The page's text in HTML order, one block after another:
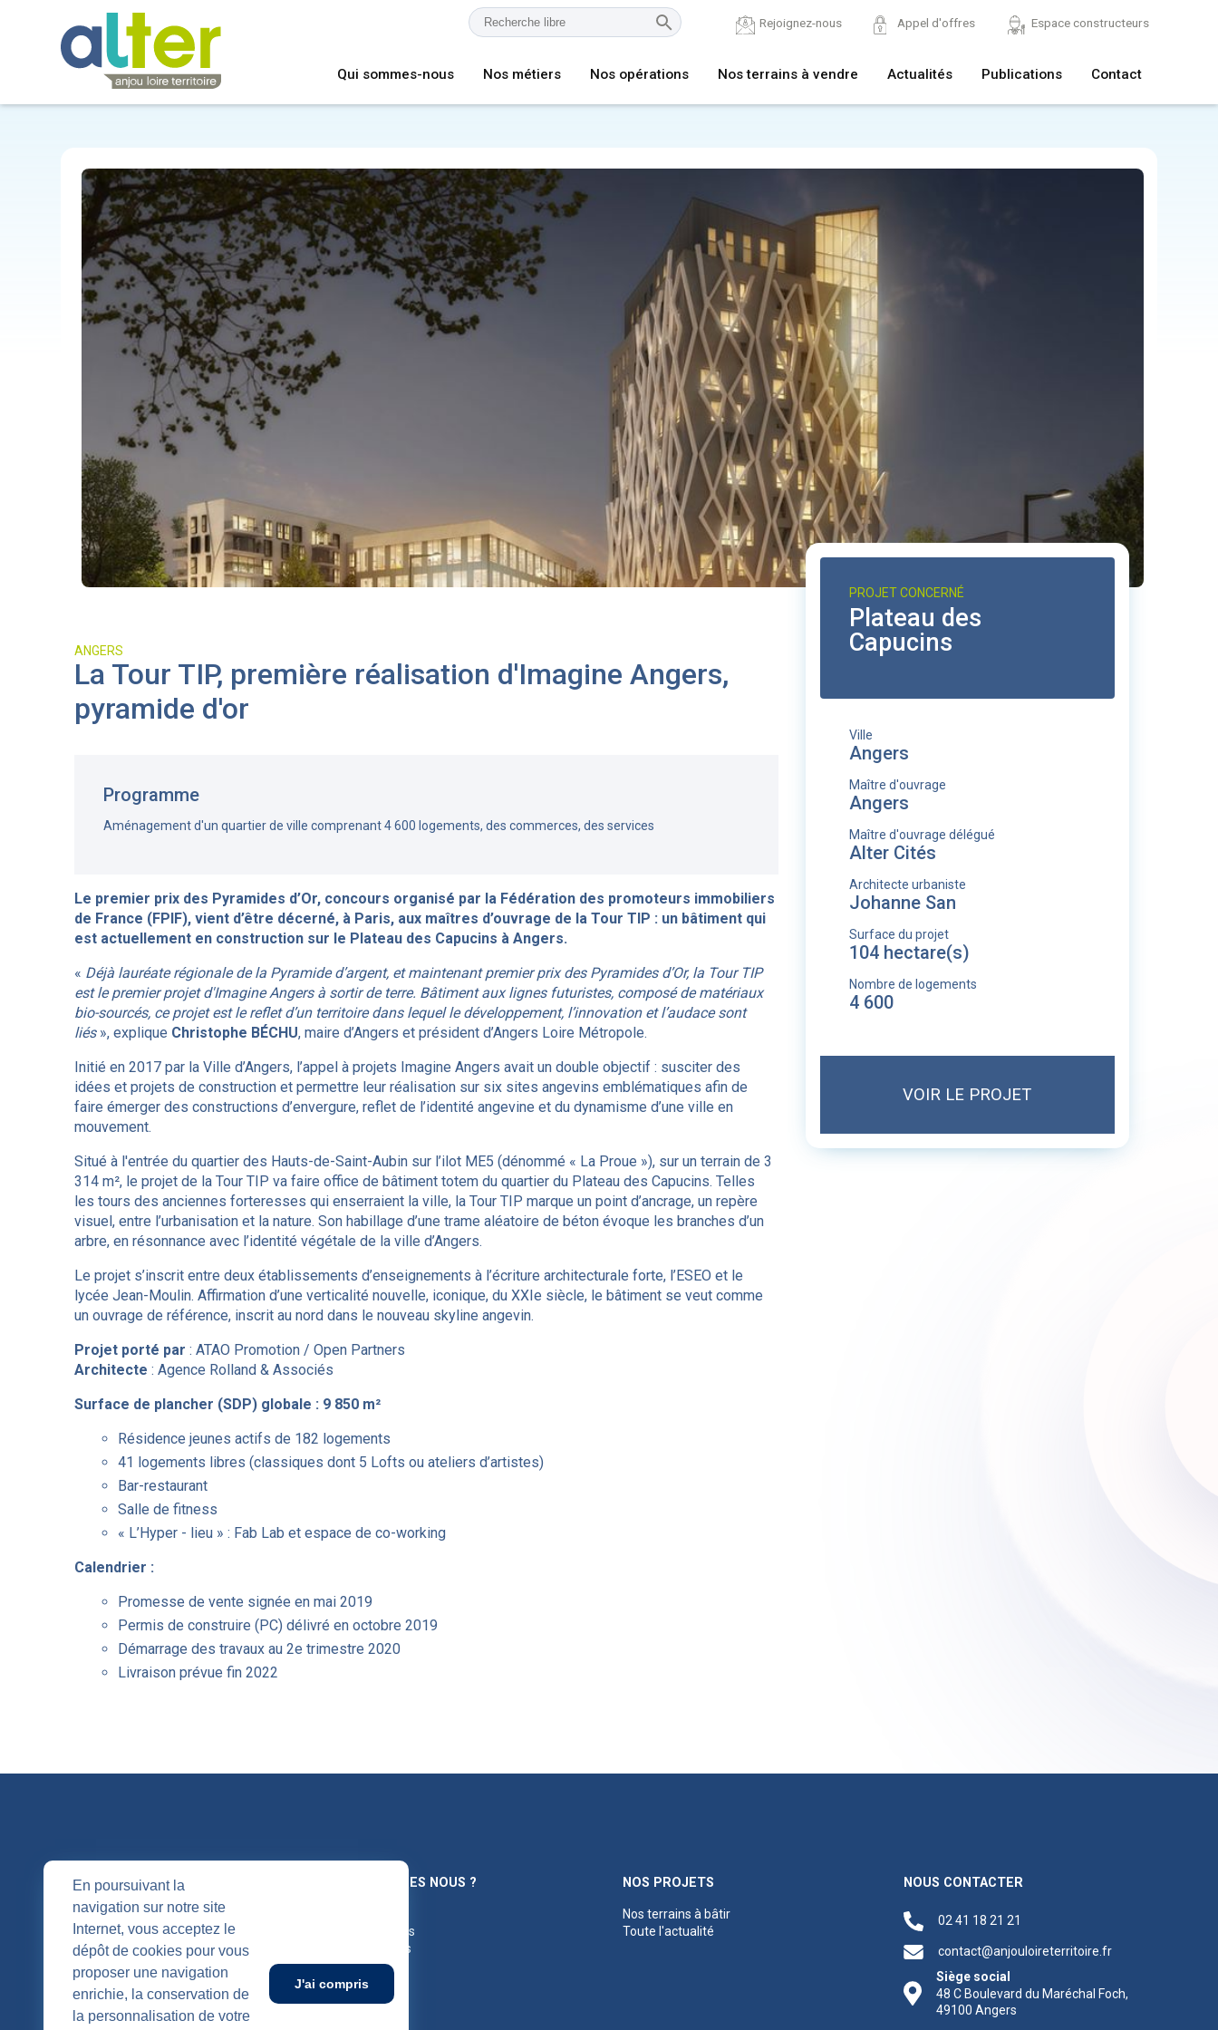
En poursuivant la
navigation sur notre site
Internet, vous acceptez le
dépôt de cookies pour vous
proposer une navigation
enrichie, la conservation de
la personnalisation de votre
J'ai compris
Rejoignez-nous Appel d'offres Espace constructeurs
Qui sommes-nous Nos métiers Nos opérations Nos terrains à vendre Actualités Publications Contact
ANGERS
La Tour TIP, première réalisation d'Imagine Angers,
pyramide d'or
Programme
Aménagement d'un quartier de ville comprenant 4 600 logements, des commerces, des services
Le premier prix des Pyramides d’Or, concours organisé par la Fédération des promoteurs immobiliers
de France (FPIF), vient d’être décerné, à Paris, aux maîtres d’ouvrage de la Tour TIP : un bâtiment qui
est actuellement en construction sur le Plateau des Capucins à Angers.
« Déjà lauréate régionale de la Pyramide d’argent, et maintenant premier prix des Pyramides d’Or, la Tour TIP
est le premier projet d'Imagine Angers à sortir de terre. Bâtiment aux lignes futuristes, composé de matériaux
bio-sourcés, ce projet est le reflet d’un territoire dans lequel le développement, l’innovation et l’audace sont
liés», explique Christophe BÉCHU, maire d’Angers et président d’Angers Loire Métropole.
Initié en 2017 par la Ville d’Angers, l’appel à projets Imagine Angers avait un double objectif : susciter des
idées et projets de construction et permettre leur réalisation sur six sites angevins emblématiques afin de
faire émerger des constructions d’envergure, reflet de l’identité angevine et du dynamisme d’une ville en
mouvement.
Situé à l'entrée du quartier des Hauts-de-Saint-Aubin sur l’ilot ME5 (dénommé « La Proue »), sur un terrain de 3
314 m², le projet de la Tour TIP va faire office de bâtiment totem du quartier du Plateau des Capucins. Telles
les tours des anciennes forteresses qui enserraient la ville, la Tour TIP marque un point d’ancrage, un repère
visuel, entre l’urbanisation et la nature. Son habillage d’une trame aléatoire de béton évoque les branches d’un
arbre, en résonnance avec l’identité végétale de la ville d’Angers.
Le projet s’inscrit entre deux établissements d’enseignements à l’écriture architecturale forte, l’ESEO et le
lycée Jean-Moulin. Affirmation d’une verticalité nouvelle, iconique, du XXIe siècle, le bâtiment se veut comme
un ouvrage de référence, inscrit au nord dans le nouveau skyline angevin.
Projet porté par : ATAO Promotion / Open Partners
Architecte : Agence Rolland & Associés
Surface de plancher (SDP) globale : 9 850 m²
Résidence jeunes actifs de 182 logements
41 logements libres (classiques dont 5 Lofts ou ateliers d’artistes)
Bar-restaurant
Salle de fitness
« L’Hyper - lieu » : Fab Lab et espace de co-working
Calendrier :
Promesse de vente signée en mai 2019
Permis de construire (PC) délivré en octobre 2019
Démarrage des travaux au 2e trimestre 2020
Livraison prévue fin 2022
PROJET CONCERNÉ
Plateau des
Capucins
Ville
Angers
Maître d'ouvrage
Angers
Maître d'ouvrage délégué
Alter Cités
Architecte urbaniste
Johanne San
Surface du projet
104 hectare(s)
Nombre de logements
4 600
VOIR LE PROJET
SUIVEZ-NOUS
QUI SOMMES NOUS ?
Nos agences
Publications
NOS PROJETS
Nos terrains à bâtir
Toute l'actualité
NOUS CONTACTER
02 41 18 21 21
contact@anjouloireterritoire.fr
Siège social
48 C Boulevard du Maréchal Foch,
49100 Angers